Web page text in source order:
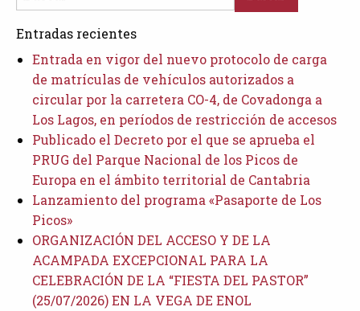
Entradas recientes
Entrada en vigor del nuevo protocolo de carga
de matrículas de vehículos autorizados a
circular por la carretera CO-4, de Covadonga a
Los Lagos, en períodos de restricción de accesos
Publicado el Decreto por el que se aprueba el
PRUG del Parque Nacional de los Picos de
Europa en el ámbito territorial de Cantabria
Lanzamiento del programa «Pasaporte de Los
Picos»
ORGANIZACIÓN DEL ACCESO Y DE LA
ACAMPADA EXCEPCIONAL PARA LA
CELEBRACIÓN DE LA “FIESTA DEL PASTOR”
(25/07/2026) EN LA VEGA DE ENOL